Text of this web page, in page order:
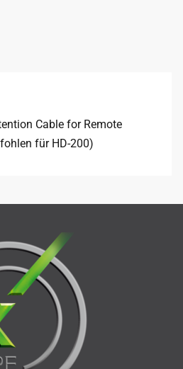
Cable for Remote
für HD-200)